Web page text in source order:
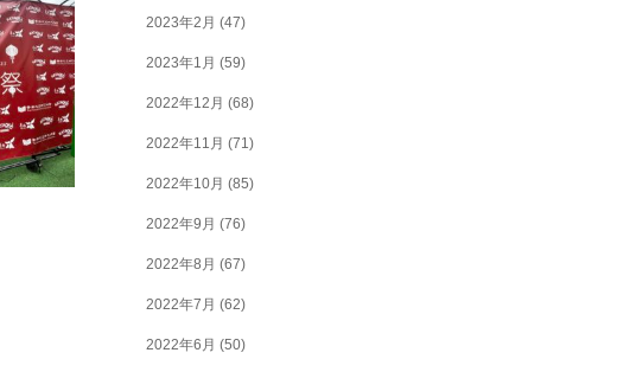
2023年2月 (47)
2023年1月 (59)
2022年12月 (68)
2022年11月 (71)
2022年10月 (85)
2022年9月 (76)
2022年8月 (67)
2022年7月 (62)
2022年6月 (50)